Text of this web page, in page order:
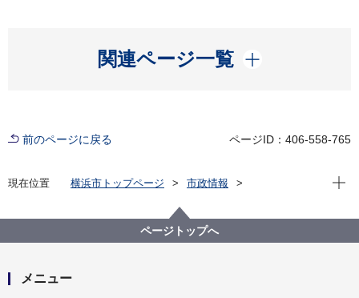
関連ページ一覧
開く
前のページに戻る ページID：406-558-765
現在位置 横浜市トップページ
市政情報
横浜初の万博 GREEN × EXPO 2027の開催まであと
４年 地元瀬谷区から盛り上げています！
現在
ページトップへ
メニュー